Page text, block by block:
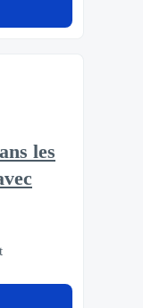
les